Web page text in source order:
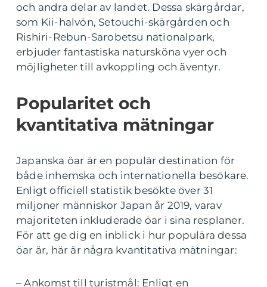
och andra delar av landet. Dessa skärgårdar,
som Kii-halvön, Setouchi-skärgården och
Rishiri-Rebun-Sarobetsu nationalpark,
erbjuder fantastiska natursköna vyer och
möjligheter till avkoppling och äventyr.
Popularitet och
kvantitativa mätningar
Japanska öar är en populär destination för
både inhemska och internationella besökare.
Enligt officiell statistik besökte över 31
miljoner människor Japan år 2019, varav
majoriteten inkluderade öar i sina resplaner.
För att ge dig en inblick i hur populära dessa
öar är, här är några kvantitativa mätningar:
– Ankomst till turistmål: Enligt en